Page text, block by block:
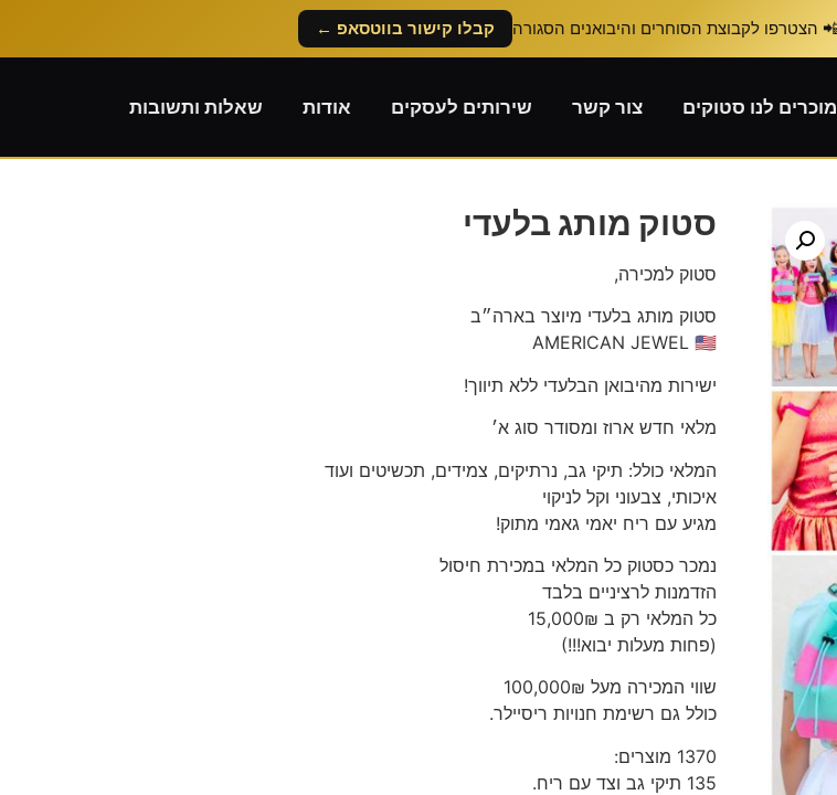
קבלו קישור בווטסאפ ←
מוכרים לנו סטוקים צור קשר שירותים לעסקים אודות שאלות ותשובות
סטוק מותג בלעדי
סטוק למכירה,
סטוק מותג בלעדי מיוצר בארה״ב
AMERICAN JEWEL 🇺🇸
ישירות מהיבואן הבלעדי ללא תיווך!
מלאי חדש ארוז ומסודר סוג א׳
המלאי כולל: תיקי גב, נרתיקים, צמידים, תכשיטים ועוד
איכותי, צבעוני וקל לניקוי
מגיע עם ריח יאמי גאמי מתוק!
נמכר כסטוק כל המלאי במכירת חיסול
הזדמנות לרציניים בלבד
כל המלאי רק ב 15,000₪
(פחות מעלות יבוא!!!)
שווי המכירה מעל 100,000₪
כולל גם רשימת חנויות ריסיילר.
1370 מוצרים:
135 תיקי גב וצד עם ריח.